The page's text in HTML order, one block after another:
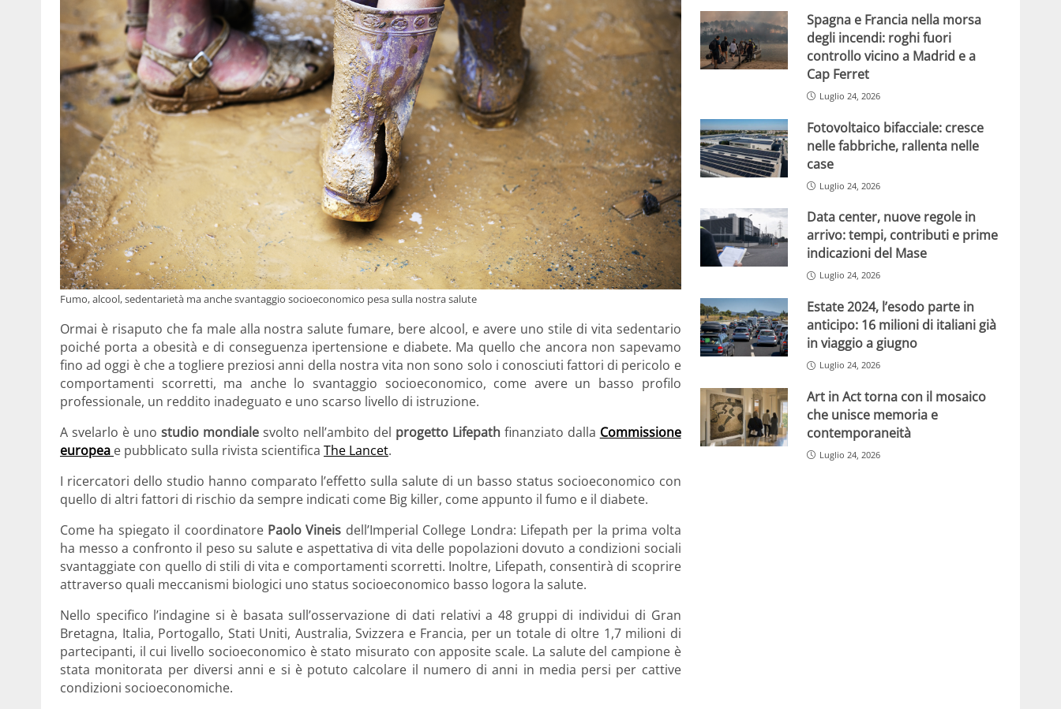
Fumo, alcool, sedentarietà ma anche svantaggio socioeconomico pesa sulla nostra salute
Ormai è risaputo che fa male alla nostra salute fumare, bere alcool, e avere uno stile di vita sedentario
poiché porta a obesità e di conseguenza ipertensione e diabete. Ma quello che ancora non sapevamo
fino ad oggi è che a togliere preziosi anni della nostra vita non sono solo i conosciuti fattori di pericolo e
comportamenti scorretti, ma anche lo svantaggio socioeconomico, come avere un basso profilo
professionale, un reddito inadeguato e uno scarso livello di istruzione.
A svelarlo è uno studio mondialesvolto nell’ambito del progetto Lifepath finanziato dalla Commissione
europea e pubblicato sulla rivista scientifica The Lancet.
I ricercatori dello studio hanno comparato l’effetto sulla salute di un basso status socioeconomico con
quello di altri fattori di rischio da sempre indicati come Big killer, come appunto il fumo e il diabete.
Come ha spiegato il coordinatore Paolo Vineis dell’Imperial College Londra: Lifepath per la prima volta
ha messo a confronto il peso su salute e aspettativa di vita delle popolazioni dovuto a condizioni sociali
svantaggiate con quello di stili di vita e comportamenti scorretti. Inoltre, Lifepath, consentirà di scoprire
attraverso quali meccanismi biologici uno status socioeconomico basso logora la salute.
Nello specifico l’indagine si è basata sull’osservazione di dati relativi a 48 gruppi di individui di Gran
Bretagna, Italia, Portogallo, Stati Uniti, Australia, Svizzera e Francia, per un totale di oltre 1,7 milioni di
partecipanti, il cui livello socioeconomico è stato misurato con apposite scale. La salute del campione è
stata monitorata per diversi anni e si è potuto calcolare il numero di anni in media persi per cattive
condizioni socioeconomiche.
Spagna e Francia nella morsa
degli incendi: roghi fuori
controllo vicino a Madrid e a
Cap Ferret
Luglio 24, 2026
Fotovoltaico bifacciale: cresce
nelle fabbriche, rallenta nelle
case
Luglio 24, 2026
Data center, nuove regole in
arrivo: tempi, contributi e prime
indicazioni del Mase
Luglio 24, 2026
Estate 2024, l’esodo parte in
anticipo: 16 milioni di italiani già
in viaggio a giugno
Luglio 24, 2026
Art in Act torna con il mosaico
che unisce memoria e
contemporaneità
Luglio 24, 2026